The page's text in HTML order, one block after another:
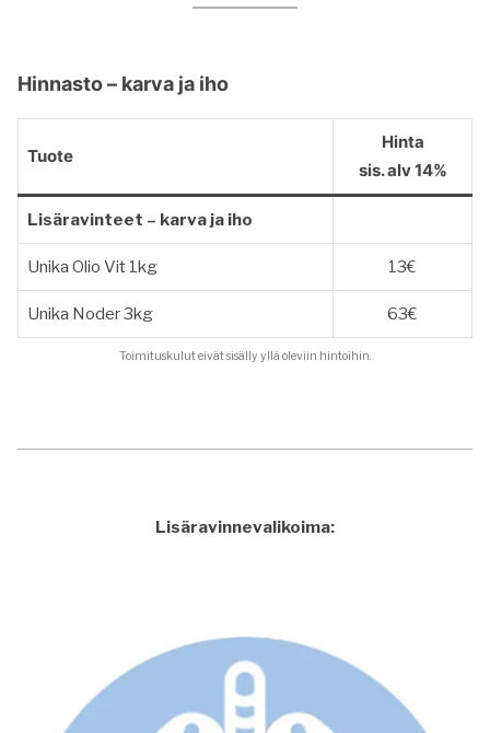
Hinnasto – karva ja iho
Tuote
Hinta
sis. alv 14%
Lisäravinteet – karva ja iho
Unika Olio Vit 1kg 13€
Unika Noder 3kg 63€
Toimituskulut eivät sisälly yllä oleviin hintoihin.
Lisäravinnevalikoima: